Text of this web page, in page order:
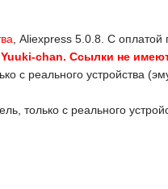
, Aliexpress 5.0.8. С
chan. Ссылки не
с реального устройства
только с реального